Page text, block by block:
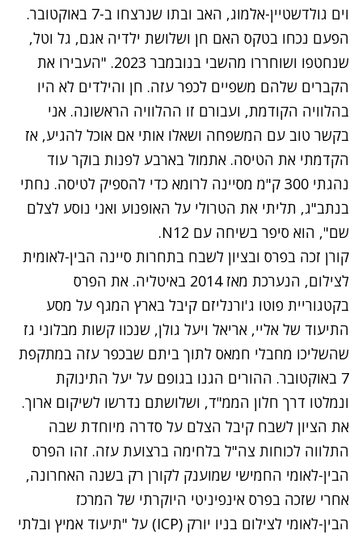
וים גולדשטיין-אלמוג, האב ובתו שנרצחו ב-7 באוקטובר.
הפעם נכחו בטקס האם חן ושלושת ילדיה אגם, גל וטל,
שנחטפו ושוחררו מהשבי בנובמבר 2023. "העבירו את
הקברים שלהם משפיים לכפר עזה. חן והילדים לא היו
בהלוויה הקודמת, ועבורם זו ההלוויה הראשונה. אני
בקשר טוב עם המשפחה ושאלו אותי אם אוכל להגיע, אז
הקדמתי את הטיסה. אתמול בארבע לפנות בוקר עוד
נהגתי 300 ק"מ מסיינה לרומא כדי להספיק לטיסה. נחתי
בנתב"ג, תליתי את הטרולי על האופנוע ואני נוסע לצלם
שם", הוא סיפר בשיחה עם N12.
קורן זכה בפרס ובציון לשבח בתחרות סיינה הבין-לאומית
לצילום, הנערכת מאז 2014 באיטליה. את הפרס
בקטגוריית פוטו ג'ורנליזם קיבל בארץ המגף על מסע
התיעוד של אליי, אריאל ויעל גולן, שנכוו קשות מבלוני גז
שהשליכו מחבלי חמאס לתוך ביתם שבכפר עזה במתקפת
7 באוקטובר. ההורים הגנו בגופם על יעל התינוקת
ונמלטו דרך חלון הממ"ד, ושלושתם נדרשו לשיקום ארוך.
את הציון לשבח קיבל הצלם על סדרה מיוחדת שבה
התלווה לכוחות צה"ל בלחימה ברצועת עזה. זהו הפרס
הבין-לאומי החמישי שמוענק לקורן רק בשנה האחרונה,
אחרי שזכה בפרס אינפיניטי היוקרתי של המרכז
הבין-לאומי לצילום בניו יורק (ICP) על "תיעוד אמיץ ובלתי